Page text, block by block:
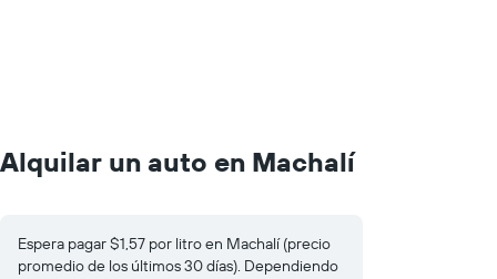
Alquilar un auto en Machalí
Espera pagar $1,57 por litro en Machalí (precio
promedio de los últimos 30 días). Dependiendo